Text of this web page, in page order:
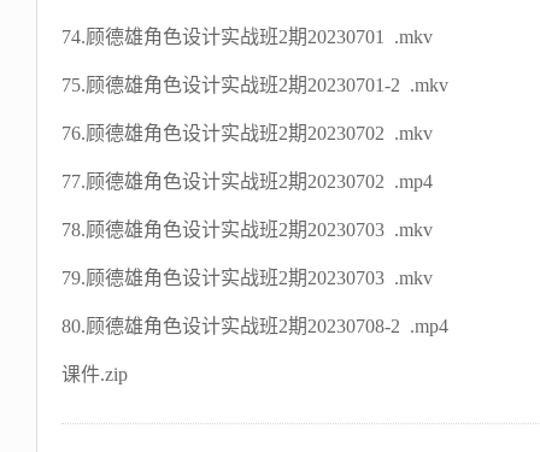
74.顾德雄角色设计实战班2期20230701 .mkv
75.顾德雄角色设计实战班2期20230701-2 .mkv
76.顾德雄角色设计实战班2期20230702 .mkv
77.顾德雄角色设计实战班2期20230702 .mp4
78.顾德雄角色设计实战班2期20230703 .mkv
79.顾德雄角色设计实战班2期20230703 .mkv
80.顾德雄角色设计实战班2期20230708-2 .mp4
课件.zip